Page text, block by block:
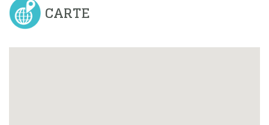
CARTE